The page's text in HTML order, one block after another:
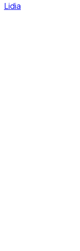
Lidia